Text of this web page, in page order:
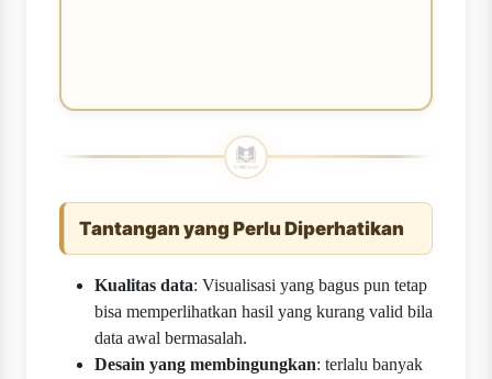
Tantangan yang Perlu Diperhatikan
Kualitas data: Visualisasi yang bagus pun tetap
bisa memperlihatkan hasil yang kurang valid bila
data awal bermasalah.
Desain yang membingungkan: terlalu banyak